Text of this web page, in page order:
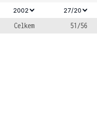
2002
27/20
Celkem 51/56